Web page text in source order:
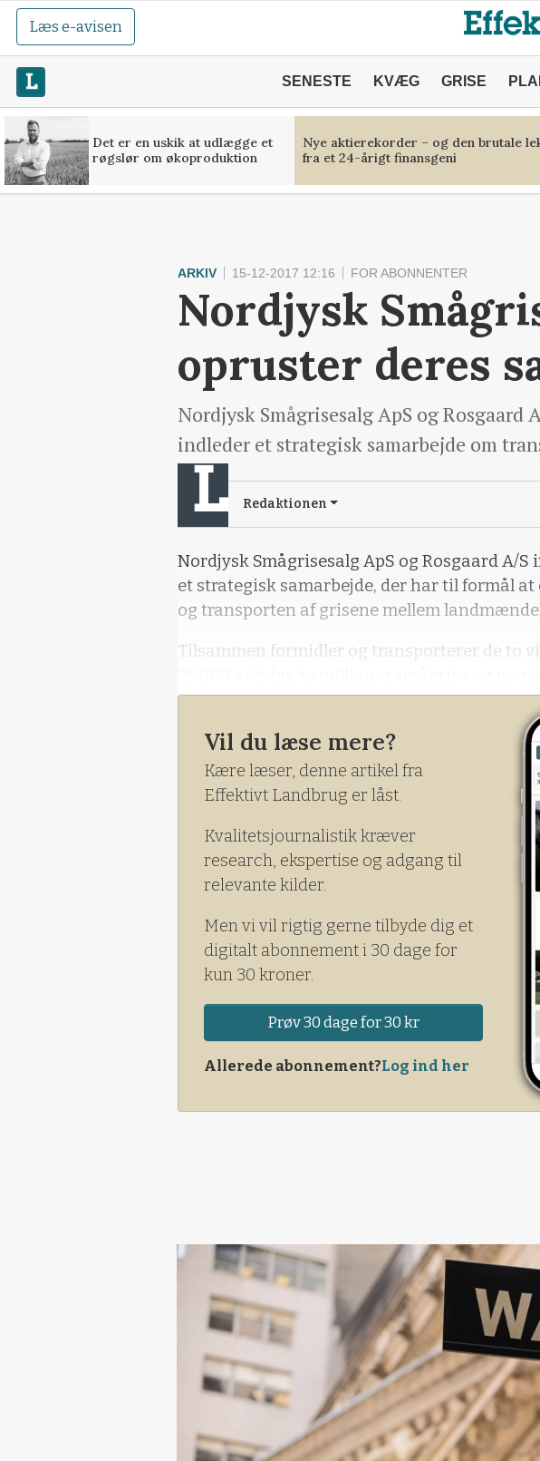
Læs e-avisen
SENESTE KVÆG GRISE
Det er en uskik at udlægge et
røgslør om økoproduktion
Nye aktierekorder – og den brutale
fra et 24-årigt finansgeni
ARKIV 15-12-2017 12:16 FOR ABONNENTER
Nordjysk
opruster deres
Nordjysk Smågrisesalg ApS og
indleder et strategisk samarbejde om
Redaktionen
Nordjysk Smågrisesalg ApS og Rosgaard A/S
et strategisk samarbejde, der har til formål
og transporten af grisene mellem
Tilsammen formidler og transporterer de to
årligt.
Vil du læse mere?
Kære læser, denne artikel fra
Effektivt Landbrug er låst.
Kvalitetsjournalistik kræver
research, ekspertise og adgang til
relevante kilder.
Men vi vil rigtig gerne tilbyde dig et
digitalt abonnement i 30 dage for
kun 30 kroner.
Prøv 30 dage for 30 kr
Allerede abonnement?Log ind her